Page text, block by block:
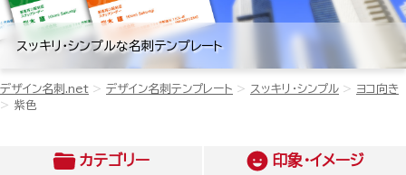
スッキリ・シンプルな名刺テンプレート
デザイン名刺.net デザイン名刺テンプレート スッキリ・シンプル
ヨコ向き
紫色
カテゴリー
印象・イメージ